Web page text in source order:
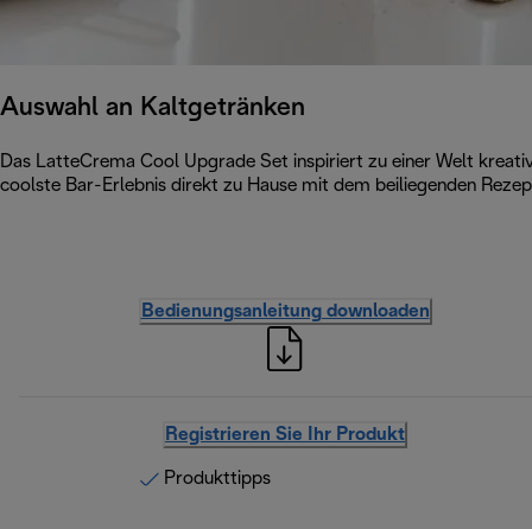
Auswahl an Kaltgetränken
Das LatteCrema Cool Upgrade Set inspiriert zu einer Welt
coolste Bar-Erlebnis direkt zu Hause mit dem beiliegenden
Bedienungsanleitung downloaden
Registrieren Sie Ihr Produkt
Produkttipps